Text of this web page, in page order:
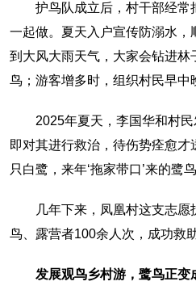
护鸟队成立后，村干部经常
一起做。夏天入户宣传防溺水，
到大风大雨天气，大家会钻进林
鸟；游客增多时，组织村民早
2025年夏天，李国华和村
即对其进行救治，待伤势痊愈才
只白鹭，来年‘拖家带口’来的鹭
几年下来，凤凰村这支志
鸟、露营者100余人次，成功救
发展观鸟乡村游，鹭鸟正变